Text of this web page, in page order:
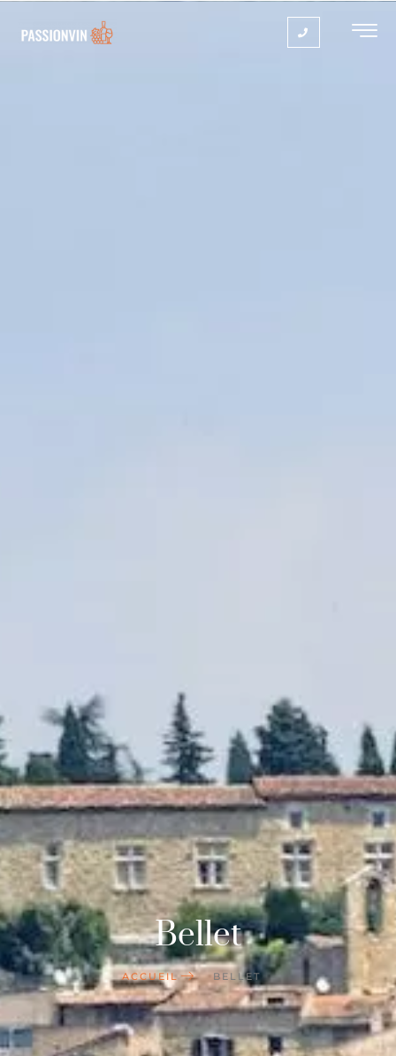
Bellet
ACCUEIL BELLET